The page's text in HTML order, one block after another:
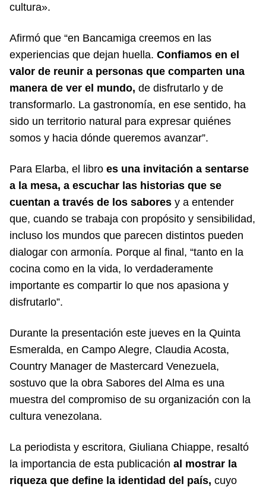
cultura».
Afirmó que “en Bancamiga creemos en las
experiencias que dejan huella. Confiamos en el
valor de reunir a personas que comparten una
manera de ver el mundo, de disfrutarlo y de
transformarlo. La gastronomía, en ese sentido, ha
sido un territorio natural para expresar quiénes
somos y hacia dónde queremos avanzar”.
Para Elarba, el libro es una invitación a sentarse
a la mesa, a escuchar las historias que se
cuentan a través de los sabores y a entender
que, cuando se trabaja con propósito y sensibilidad,
incluso los mundos que parecen distintos pueden
dialogar con armonía. Porque al final, “tanto en la
cocina como en la vida, lo verdaderamente
importante es compartir lo que nos apasiona y
disfrutarlo”.
Durante la presentación este jueves en la Quinta
Esmeralda, en Campo Alegre, Claudia Acosta,
Country Manager de Mastercard Venezuela,
sostuvo que la obra Sabores del Alma es una
muestra del compromiso de su organización con la
cultura venezolana.
La periodista y escritora, Giuliana Chiappe, resaltó
la importancia de esta publicación al mostrar la
riqueza que define la identidad del país, cuyo